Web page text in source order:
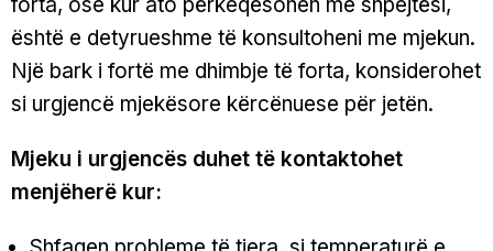
forta, ose kur ato përkeqësohen me shpejtësi,
është e detyrueshme të konsultoheni me mjekun.
Një bark i fortë me dhimbje të forta, konsiderohet
si urgjencë mjekësore kërcënuese për jetën.
Mjeku i urgjencës duhet të kontaktohet
menjëherë kur: